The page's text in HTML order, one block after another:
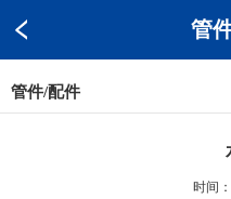
管
管件/配件
时间